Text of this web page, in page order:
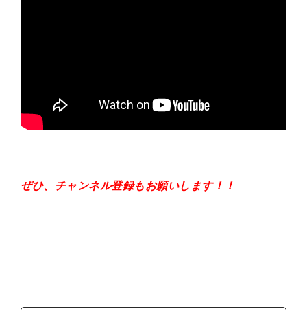
ぜひ、チャンネル登録もお願いします！！